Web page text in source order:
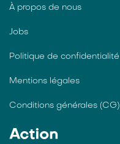
À propos de nous
Jobs
Politique de confidentialité
Mentions légales
Conditions générales (CG)
Action